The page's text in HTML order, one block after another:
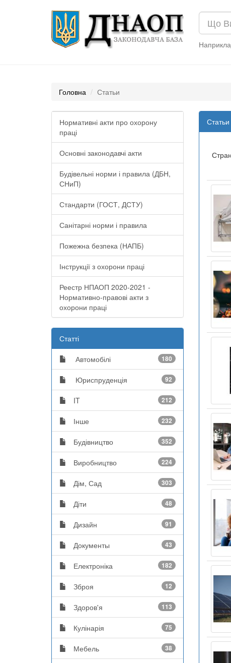
Головна Статьи
Нормативні акти про охорону
праці
Основні законодавчі акти
Будівельні норми і правила (ДБН,
СНиП)
Стандарти (ГОСТ, ДСТУ)
Санітарні норми і правила
Пожежна безпека (НАПБ)
Інструкції з охорони праці
Реестр НПАОП 2020-2021 -
Нормативно-правові акти з
охорони праці
Статті
Автомобілі 180
Юриспруденція 92
IT 212
Інше 232
Будівництво 352
Виробництво 224
Дім, Сад 303
Діти 48
Дизайн 91
Документы 43
Електроніка 182
Зброя 12
Здоров'я 113
Кулінарія 75
Мебель 38
Статьи